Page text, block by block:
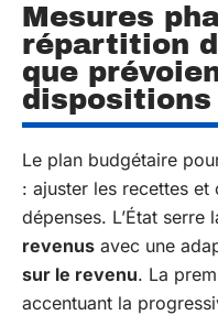
Mesures
répartition
que
dispositions
Le plan budgétaire
: ajuster les recettes
dépenses. L’État serre
revenus avec une
sur le revenu. La
accentuant la